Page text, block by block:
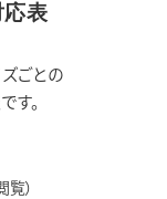
表
ごとの
す。
）